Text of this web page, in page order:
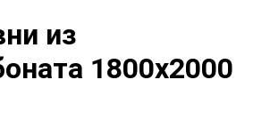
из
1800х2000